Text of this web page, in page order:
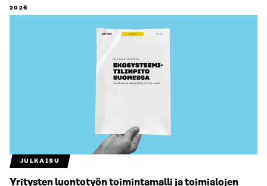
2026
JULKAISU
Yritysten luontotyön toimintamalli ja toimialojen